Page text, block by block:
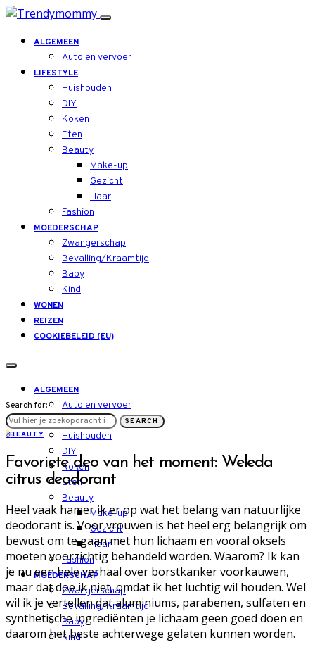
ALGEMEEN
Auto en vervoer
LIFESTYLE
Huishouden
DIY
Koken
Eten
Beauty
Make-up
Gezicht
Haar
Fashion
MOEDERSCHAP
Zwangerschap
Bevalling/Kraamtijd
Baby
Kind
WONEN
REIZEN
COOKIEBELEID (EU)
ALGEMEEN
Auto en vervoer
LIFESTYLE
Huishouden
DIY
Koken
Eten
Beauty
Make-up
Gezicht
Haar
Fashion
MOEDERSCHAP
Zwangerschap
Bevalling/Kraamtijd
Baby
Kind
Search for:
SEARCH
BBEAUTY
Favoriete deo van het moment: Weleda
citrus deodorant
Heel vaak hamer ik er op wat het belang van natuurlijke
deodorant is. Voor vrouwen is het heel erg belangrijk om
bewust om te gaan met hun lichaam en vooral oksels
moeten voorzichtig behandeld worden. Waarom? Ik kan
je nu een hele verhaal over borstkanker voorkauwen,
maar dat doe ik niet, omdat ik het luchtig wil houden. Wel
wil ik je vertellen dat aluminiums, parabenen, sulfaten en
synthetische ingrediënten je lichaam geen goed doen en
daarom het beste achterwege gelaten kunnen worden.